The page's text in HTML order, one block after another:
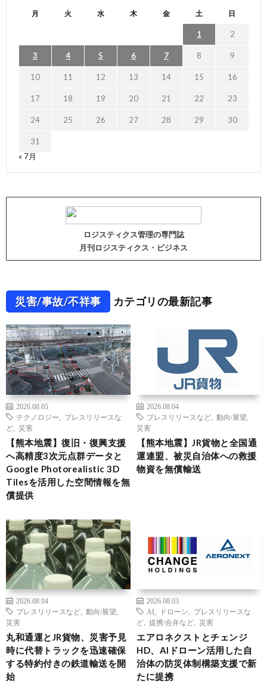
月 火 水 木 金 土 日
1 2
3 4 5 6 7 8 9
10 11 12 13 14 15 16
17 18 19 20 21 22 23
24 25 26 27 28 29 30
31
« 7月
ロジスティクス管理の専門誌
月刊ロジスティクス・ビジネス
災害/事故/不祥事 カテゴリの最新記事
2026.08.05
テクノロジー
プレスリリースな
ど
災害
【熊本地震】復旧・復興支援
へ高精度3次元点群データと
Google Photorealistic 3D
Tilesを活用した空間情報を無
償提供
2026.08.04
プレスリリースなど
動向/展望
災害
【熊本地震】JR貨物と全国通
運連盟、被災自治体への救援
物資を無償輸送
2026.08.04
プレスリリースなど
動向/展望
災害
丸和通運とJR貨物、災害予見
時に代替トラックを迅速確保
する特約付きの鉄道輸送を開
始
2026.08.03
AI
ドローン
プレスリリースな
ど
提携/合弁など 災害
エアロネクストとチェンジ
HD、AIドローン活用した自
治体の防災体制構築支援で新
たに提携